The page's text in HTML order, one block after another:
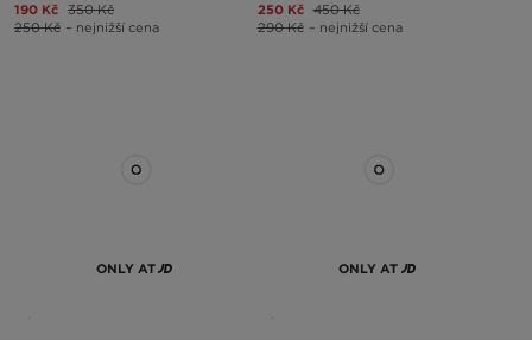
190 Kč 350 Kč
250 Kč – nejnižší cena
250 Kč 450 Kč
290 Kč – nejnižší cena
ONLY AT ONLY AT